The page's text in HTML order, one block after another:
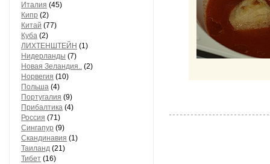
Италия (45)
Кипр (2)
Китай (77)
Куба (2)
ЛИХТЕНШТЕЙН (1)
Нидерланды (7)
Новая Зеландия.. (2)
Норвегия (10)
Польша (4)
Португалия (9)
Прибалтика (4)
Россия (71)
Сингапур (9)
Скандинавия (1)
Таиланд (21)
Тибет (16)